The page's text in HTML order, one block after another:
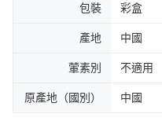
包裝 彩盒
產地 中國
葷素別 不適用
原產地（國別） 中國